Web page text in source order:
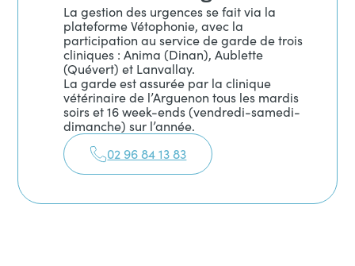
La gestion des urgences se fait via la
plateforme Vétophonie, avec la
participation au service de garde de trois
cliniques : Anima (Dinan), Aublette
(Quévert) et Lanvallay.
La garde est assurée par la clinique
vétérinaire de l’Arguenon tous les mardis
soirs et 16 week-ends (vendredi-samedi-
dimanche) sur l’année.
02 96 84 13 83